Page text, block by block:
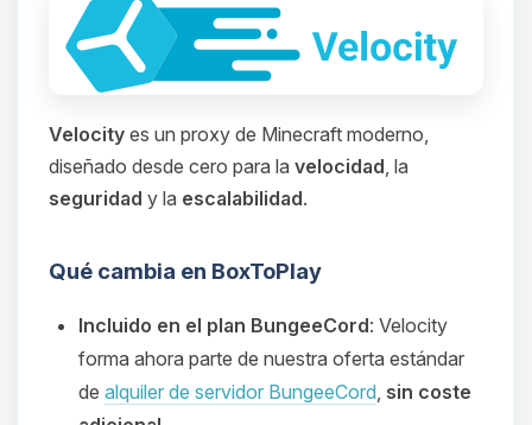
Velocity es un proxy de Minecraft moderno,
diseñado desde cero para la velocidad, la
seguridad y la escalabilidad.
Qué cambia en BoxToPlay
Incluido en el plan BungeeCord: Velocity
forma ahora parte de nuestra oferta estándar
de alquiler de servidor BungeeCord, sin coste